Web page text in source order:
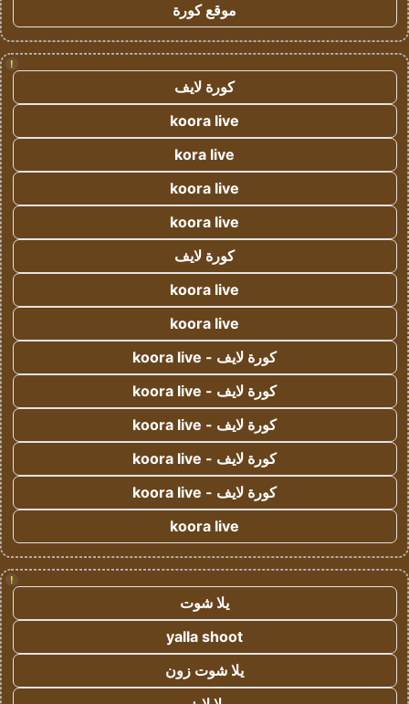
موقع كورة
!
كورة لايف
koora live
kora live
koora live
koora live
كورة لايف
koora live
koora live
كورة لايف - koora live
كورة لايف - koora live
كورة لايف - koora live
كورة لايف - koora live
كورة لايف - koora live
koora live
!
يلا شوت
yalla shoot
يلا شوت زون